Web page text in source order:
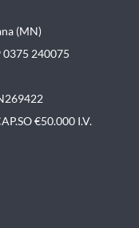
(MN)
0375 240075
€50.000 I.V.